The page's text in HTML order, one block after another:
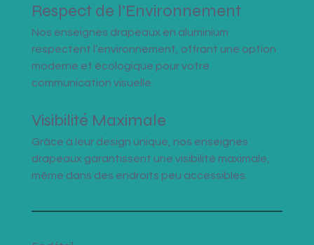
Respect de l’Environnement
Nos enseignes drapeaux en aluminium
respectent l’environnement, offrant une option
moderne et écologique pour votre
communication visuelle.
Visibilité Maximale
Grâce à leur design unique, nos enseignes
drapeaux garantissent une visibilité maximale,
même dans des endroits peu accessibles.